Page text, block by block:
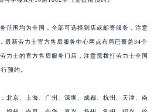
范围均为全国，全部可选择到店或邮寄服务，注意
最新劳力士官方售后服务中心网点布局已覆盖34个
力士的官方售后服务门店，注意需拨打劳力士全国
预约。
北京、上海、广州、深圳、成都、杭州、天津、南